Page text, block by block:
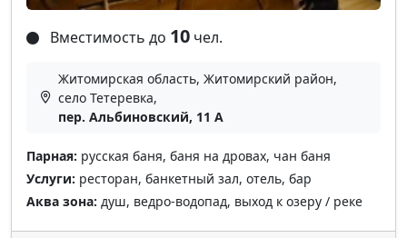
Вместимость до 10 чел.
Житомирская область, Житомирский район,
село Тетеревка,
пер. Альбиновский, 11 А
Парная: русская баня, баня на дровах, чан баня
Услуги: ресторан, банкетный зал, отель, бар
Аква зона: душ, ведро-водопад, выход к озеру / реке